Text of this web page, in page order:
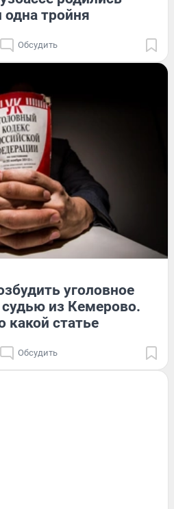
одна тройня
Обсудить
уголовное
из Кемерово.
какой статье
Обсудить